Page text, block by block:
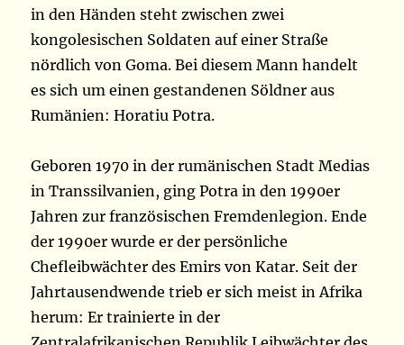
in den Händen steht zwischen zwei
kongolesischen Soldaten auf einer Straße
nördlich von Goma. Bei diesem Mann handelt
es sich um einen gestandenen Söldner aus
Rumänien: Horatiu Potra.
Geboren 1970 in der rumänischen Stadt Medias
in Transsilvanien, ging Potra in den 1990er
Jahren zur französischen Fremdenlegion. Ende
der 1990er wurde er der persönliche
Chefleibwächter des Emirs von Katar. Seit der
Jahrtausendwende trieb er sich meist in Afrika
herum: Er trainierte in der